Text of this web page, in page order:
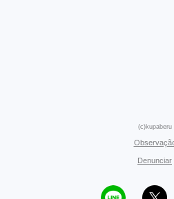
(c)kupaberu
Denunciar